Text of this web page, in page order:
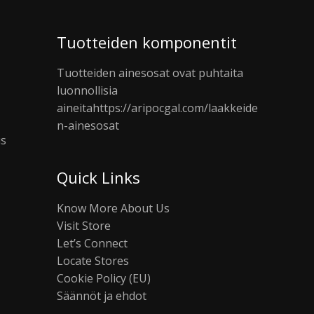
Tuotteiden komponentit
Tuotteiden ainesosat ovat puhtaita
luonnollisia
aineitahttps://aripocgal.com/laakkeide
n-ainesosat
Quick Links
Know More About Us
Visit Store
Let’s Connect
Locate Stores
Cookie Policy (EU)
Säännöt ja ehdot